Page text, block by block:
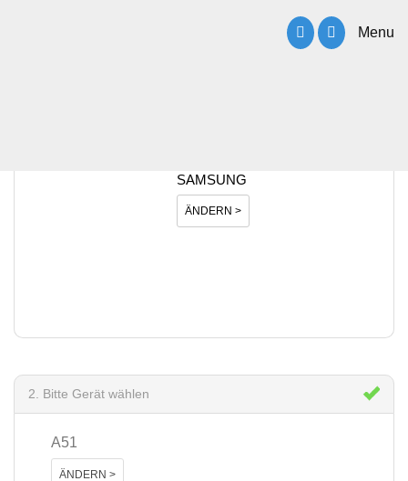
Menu
SAMSUNG
ÄNDERN >
2. Bitte Gerät wählen
A51
ÄNDERN >